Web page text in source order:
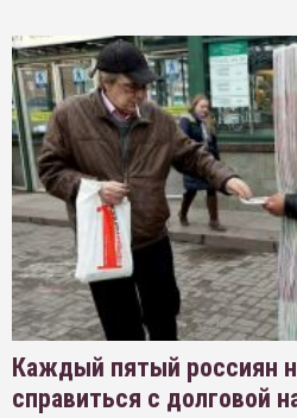
Каждый пятый россиян
справиться с долговой